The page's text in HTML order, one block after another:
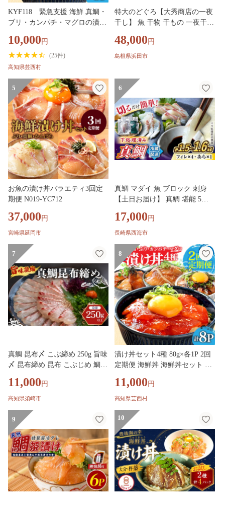
KYF118 緊急支援 海鮮 真鯛・
ブリ・カンパチ・マグロの漬け
食べて応援 養殖生産業者応援プ
ロジェクト》応援 惣菜 そうざ
い 冷凍 保存食 小分け パック
市共通返礼品〉
10,000 円
(25件)
高知県芸西村
特大のどぐろ【大秀商店の一夜
干し】 魚 干物 干もの 一夜干し
ろ 【038_1946】
48,000 円
島根県浜田市
5
お魚の漬け丼バラエティ3回定
期便 N019-YC712
37,000 円
宮崎県延岡市
6
真鯛 マダイ 魚 ブロック 刺身
【土日お届け】 真鯛 堪能 5点
＞ [CBW005] 長崎 西海 新鮮 真
鯛 たい タイ 魚 刺身 sakana ブ
ロック tai 刺身 たい 魚 刺身 sas
himi ブロック 贈答 ギフト 冷蔵
美味しい おいしい 海の幸 海産
物 魚介類 カルパッチョ 鯛の煮
つけ 料理 お刺身 タイ 真鯛 海
鮮
17,000 円
長崎県西海市
7
真鯛 昆布〆 こぶ締め 250g 旨味
〆 昆布締め 昆布 こぶじめ 鯛
手軽 冷凍 刺身 お刺身 お刺し身
刺し身 海鮮 海の幸 魚介 人気
国産 高知県 高知 須崎 市 YI012
11,000 円
高知県須崎市
8
漬け丼セット4種 80g×各1P 2回
定期便 海鮮丼 海鮮丼セット 真
漬け お茶漬け 鯛 ぶり 鰤 勘八
かんぱち まぐろ 小分け パック
送
11,000 円
高知県芸西村
9 10